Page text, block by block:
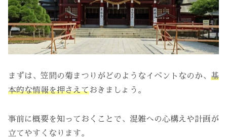
まずは、笠間の菊まつりがどのようなイベントなのか、 基
本的な情報を押さえておきましょう。
事前に概要を知っておくことで、混雑への心構えや計画が
立てやすくなります。